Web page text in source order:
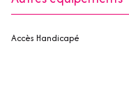
Accès Handicapé